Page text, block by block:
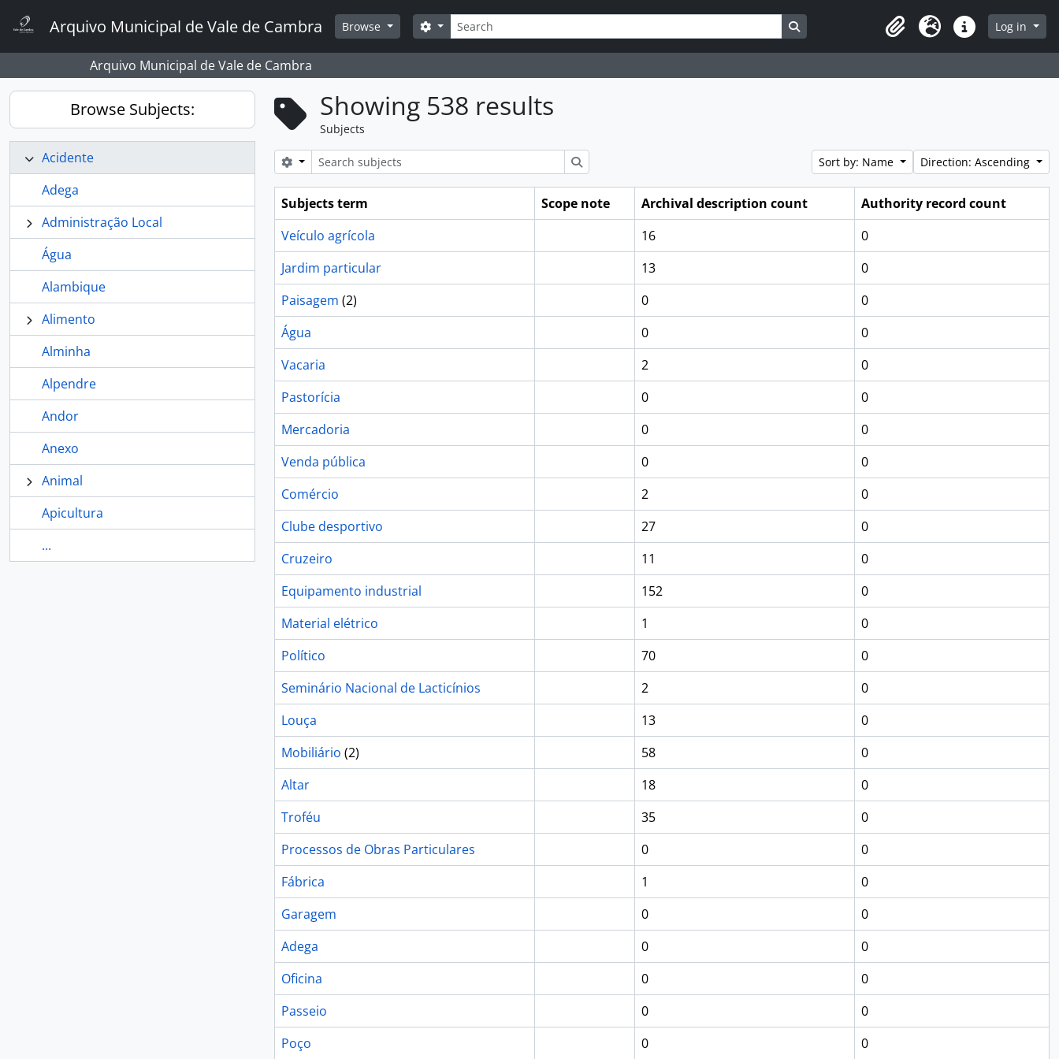
Arquivo Municipal de Vale de Cambra Browse Search
Search options Search in browse page
ClipboardLanguageQuick linksLog in
Arquivo Municipal de Vale de Cambra
Browse Subjects:
Acidente
Adega
Administração Local
Água
Alambique
Alimento
Alminha
Alpendre
Andor
Anexo
Animal
Apicultura
...
Showing 538 results
Subjects
Search options Sort by: Name Direction: Ascending
Subjects term Scope note Archival description count
Authority record count
Veículo agrícola
16
0
Jardim particular
13
0
Paisagem (2) 0
0
Água
0
0
Vacaria
2
0
Pastorícia
0
0
Mercadoria
0
0
Venda pública
0
0
Comércio
2
0
Clube desportivo
27
0
Cruzeiro
11
0
Equipamento industrial
152
0
Material elétrico
1
0
Político
70
0
Seminário Nacional de Lacticínios
2
0
Louça
13
0
Mobiliário (2) 58
0
Altar
18
0
Troféu
35
0
Processos de Obras Particulares
0
0
Fábrica
1
0
Garagem
0
0
Adega
0
0
Oficina
0
0
Passeio
0
0
Poço
0 0